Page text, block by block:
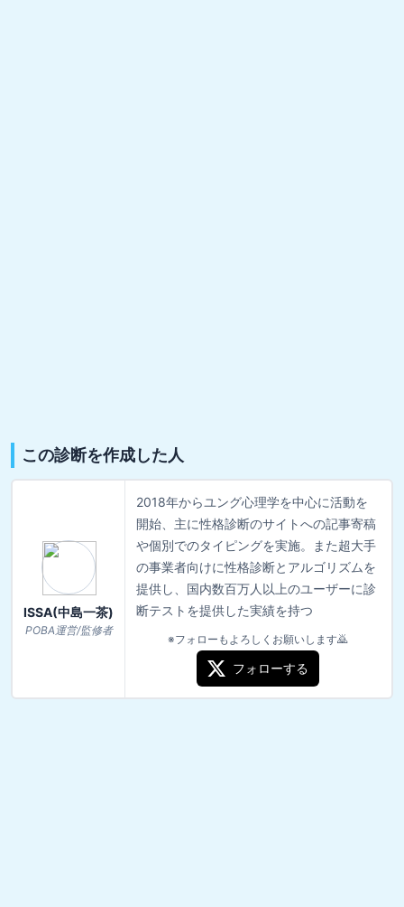
この診断を作成した人
ISSA(中島一茶)
POBA運営/監修者
2018年からユング心理学を中心に活動を
開始、主に性格診断のサイトへの記事寄稿
や個別でのタイピングを実施。また超大手
の事業者向けに性格診断とアルゴリズムを
提供し、国内数百万人以上のユーザーに診
断テストを提供した実績を持つ
※フォローもよろしくお願いします🙇
フォローする